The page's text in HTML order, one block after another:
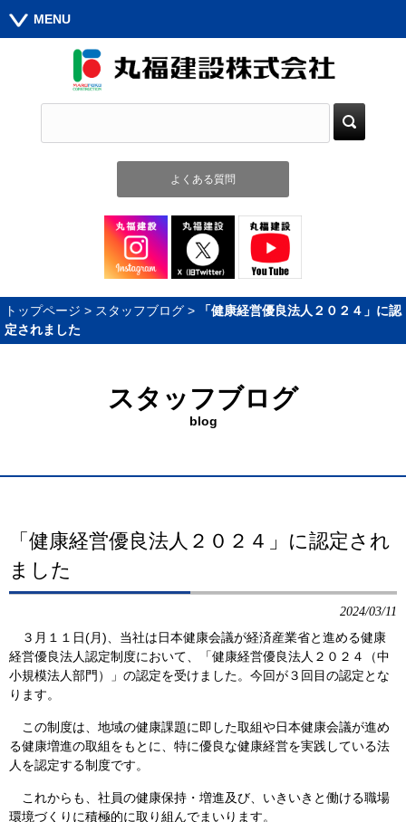
MENU
よくある質問
トップページ > スタッフブログ >
「健康経営優良法人２０２４」に認
定されました
スタッフブログ
blog
「健康経営優良法人２０２４」に認定され
ました
2024/03/11
３月１１日(月)、当社は日本健康会議が経済産業省と進める健康
経営優良法人認定制度において、「健康経営優良法人２０２４（中
小規模法人部門）」の認定を受けました。今回が３回目の認定とな
ります。
この制度は、地域の健康課題に即した取組や日本健康会議が進め
る健康増進の取組をもとに、特に優良な健康経営を実践している法
人を認定する制度です。
これからも、社員の健康保持・増進及び、いきいきと働ける職場
環境づくりに積極的に取り組んでまいります。